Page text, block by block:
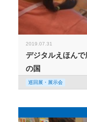
2019.07.31
デジタルえほん
の国
巡回展・展示会